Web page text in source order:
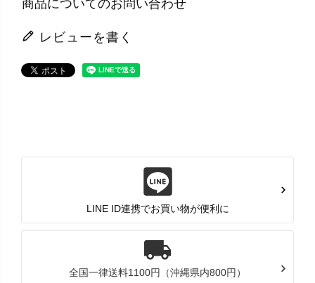
商品についてのお問い合わせ
レビューを書く
LINE ID連携でお買い物が便利に
全国一律送料1100円（沖縄県内800円）